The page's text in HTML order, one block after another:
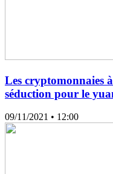
Les cryptomonnaies
séduction pour le
09/11/2021 • 12:00